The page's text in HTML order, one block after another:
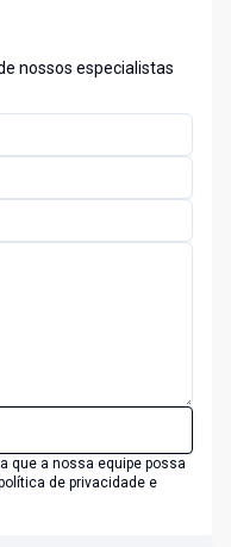
nossos especialistas
que a nossa equipe possa
de privacidade e